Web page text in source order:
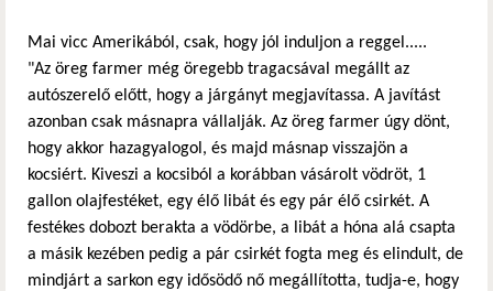
Mai vicc Amerikából, csak, hogy jól induljon a reggel.....
"Az öreg farmer még öregebb tragacsával megállt az
autószerelő előtt, hogy a járgányt megjavítassa. A javítást
azonban csak másnapra vállalják. Az öreg farmer úgy dönt,
hogy akkor hazagyalogol, és majd másnap visszajön a
kocsiért. Kiveszi a kocsiból a korábban vásárolt vödröt, 1
gallon olajfestéket, egy élő libát és egy pár élő csirkét. A
festékes dobozt berakta a vödörbe, a libát a hóna alá csapta
a másik kezében pedig a pár csirkét fogta meg és elindult, de
mindjárt a sarkon egy idősödő nő megállította, tudja-e, hogy